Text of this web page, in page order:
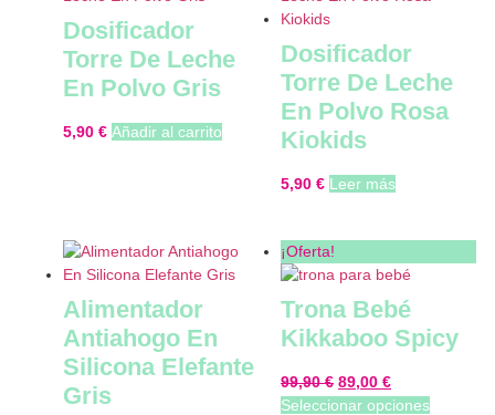
Dosificador
Torre De Leche
En Polvo Gris
5,90 € Añadir al carrito
Dosificador
Torre De Leche
En Polvo Rosa
Kiokids
5,90 € Leer más
Alimentador
Antiahogo En
Silicona Elefante
Gris
¡Oferta!
Trona Bebé
Kikkaboo Spicy
99,90€ 89,00 €
Seleccionar opciones